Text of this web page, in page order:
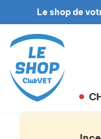
Le shop de